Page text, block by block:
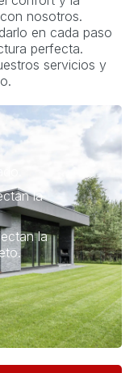
nosotros.
en cada paso
perfecta.
servicios y
la
la